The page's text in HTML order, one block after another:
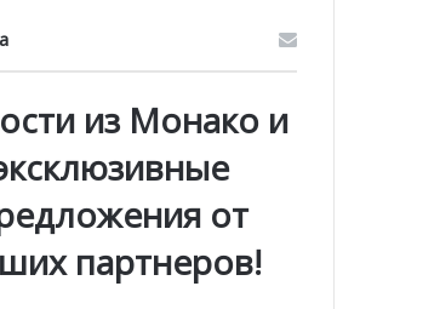
из Монако и
от
партнеров!